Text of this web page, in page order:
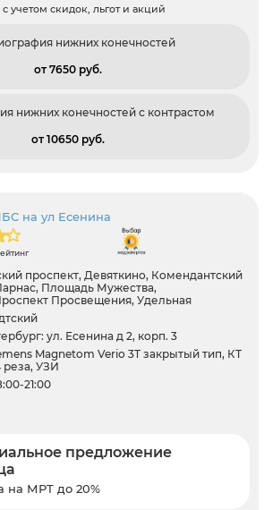
учетом скидок, льгот и акций
нижних конечностей
от 7650 pуб.
нижних конечностей с контрастом
от 10650 pуб.
на ул Есенина
проспект, Девяткино, Комендантский
Площадь Мужества,
Просвещения, Удельная
ул. Есенина д 2, корп. 3
Magnetom Verio 3T закрытый тип, КТ
реза, УЗИ
21:00
предложение
на МРТ до 20%